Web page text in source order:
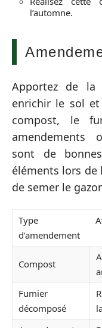
l’automne.
Apportez de la
enrichir le sol
compost, le
amendements
sont de
éléments lors de
de semer le
Type
d’amendement
Compost
Fumier
décomposé